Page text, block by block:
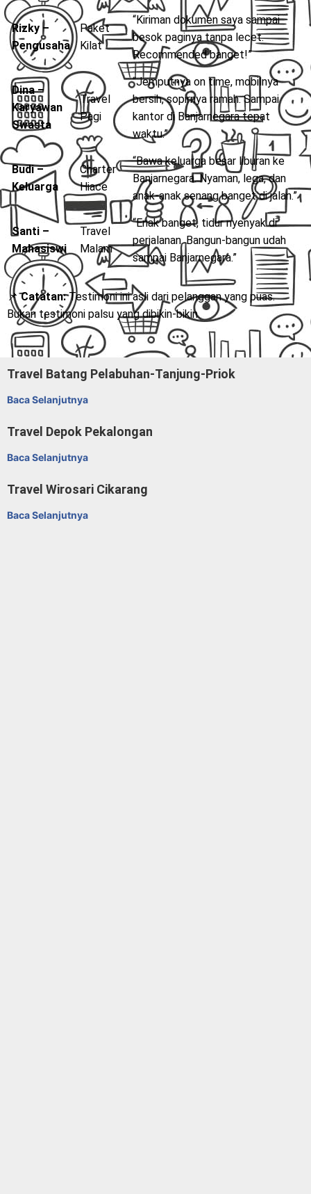
Rizky –
Pengusaha
Paket
Kilat
“Kiriman dokumen saya sampai
besok paginya tanpa lecet.
Recommended banget!”
Dina –
Karyawan
Swasta
Travel
Pagi
“Jemputnya on time, mobilnya
bersih, sopirnya ramah. Sampai
kantor di Banjarnegara tepat
waktu.”
Budi –
Keluarga
Charter
Hiace
“Bawa keluarga besar liburan ke
Banjarnegara. Nyaman, lega, dan
anak-anak senang banget di jalan.”
Santi –
Mahasiswi
Travel
Malam
“Enak banget, tidur nyenyak di
perjalanan. Bangun-bangun udah
sampai Banjarnegara.”
📌Catatan:Testimoni ini asli dari pelanggan yang puas.
Bukan testimoni palsu yang dibikin-bikin.
Travel Batang Pelabuhan-Tanjung-Priok
Baca Selanjutnya
Travel Depok Pekalongan
Baca Selanjutnya
Travel Wirosari Cikarang
Baca Selanjutnya